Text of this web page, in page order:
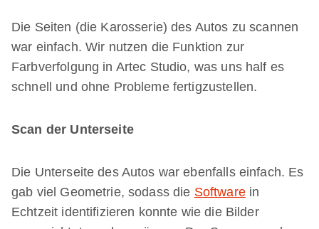
Die Seiten (die Karosserie) des Autos zu scannen
war einfach. Wir nutzen die Funktion zur
Farbverfolgung in Artec Studio, was uns half es
schnell und ohne Probleme fertigzustellen.
Scan der Unterseite
Die Unterseite des Autos war ebenfalls einfach. Es
gab viel Geometrie, sodass die Softwarein
Echtzeit identifizieren konnte wie die Bilder